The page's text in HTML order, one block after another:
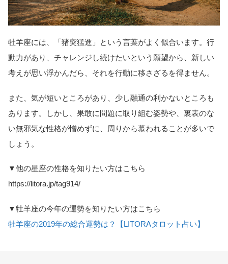
牡羊座には、「猪突猛進」という言葉がよく似合います。行
動力があり、チャレンジし続けたいという願望から、新しい
考えが思い浮かんだら、それを行動に移さざるを得ません。
また、気が短いところがあり、少し融通の利かないところも
あります。しかし、果敢に問題に取り組む姿勢や、裏表のな
い無邪気な性格が憎めずに、周りから慕われることが多いで
しょう。
▼他の星座の性格を知りたい方はこちら
https://litora.jp/tag914/
▼牡羊座の今年の運勢を知りたい方はこちら
牡羊座の2019年の総合運勢は？【LITORAタロット占い】